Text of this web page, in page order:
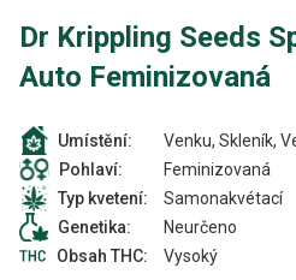
Dr Krippling Seeds
Auto Feminizovaná
Umístění:
Venku, Skleník,
Pohlaví:
Feminizovaná
Typ kvetení:
Samonakvétací
Genetika:
Neurčeno
Obsah THC:
Vysoký